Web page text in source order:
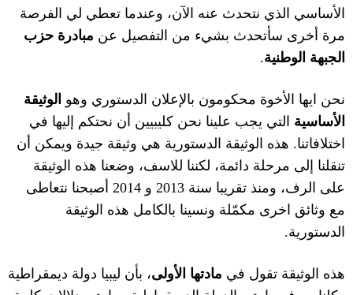
الأساسي الذي نتحدث عنه الآن، وعندما تعطي لي الفرصة
مرة أخرى سأتحدث بشيء من التفصيل عن مبادرة حزب
الجبهة الوطنية.
نحن ايها الأخوة محكومون بالإعلان الدستوري وهو الوثيقة
الأساسية التي يجب علينا نحن كليبيين أن نحتكم إليها في
اختلافاتنا. هذه الوثيقة الدستورية هي وثيقة جيدة ويمكن أن
تنقلنا إلى مرحلة دائمة، لكننا للاسف، وضعنا هذه الوثيقة
على الرف، ومنذ تقريبا سنة 2013 و 2014 أصبحنا نتعاطى
مع وثائق اخرى مكمّلة ونسينا بالكامل هذه الوثيقة
الدستورية.
هذه الوثيقة تقول في مادتها الأولى، بأن ليبيا دولة ديمقراطية